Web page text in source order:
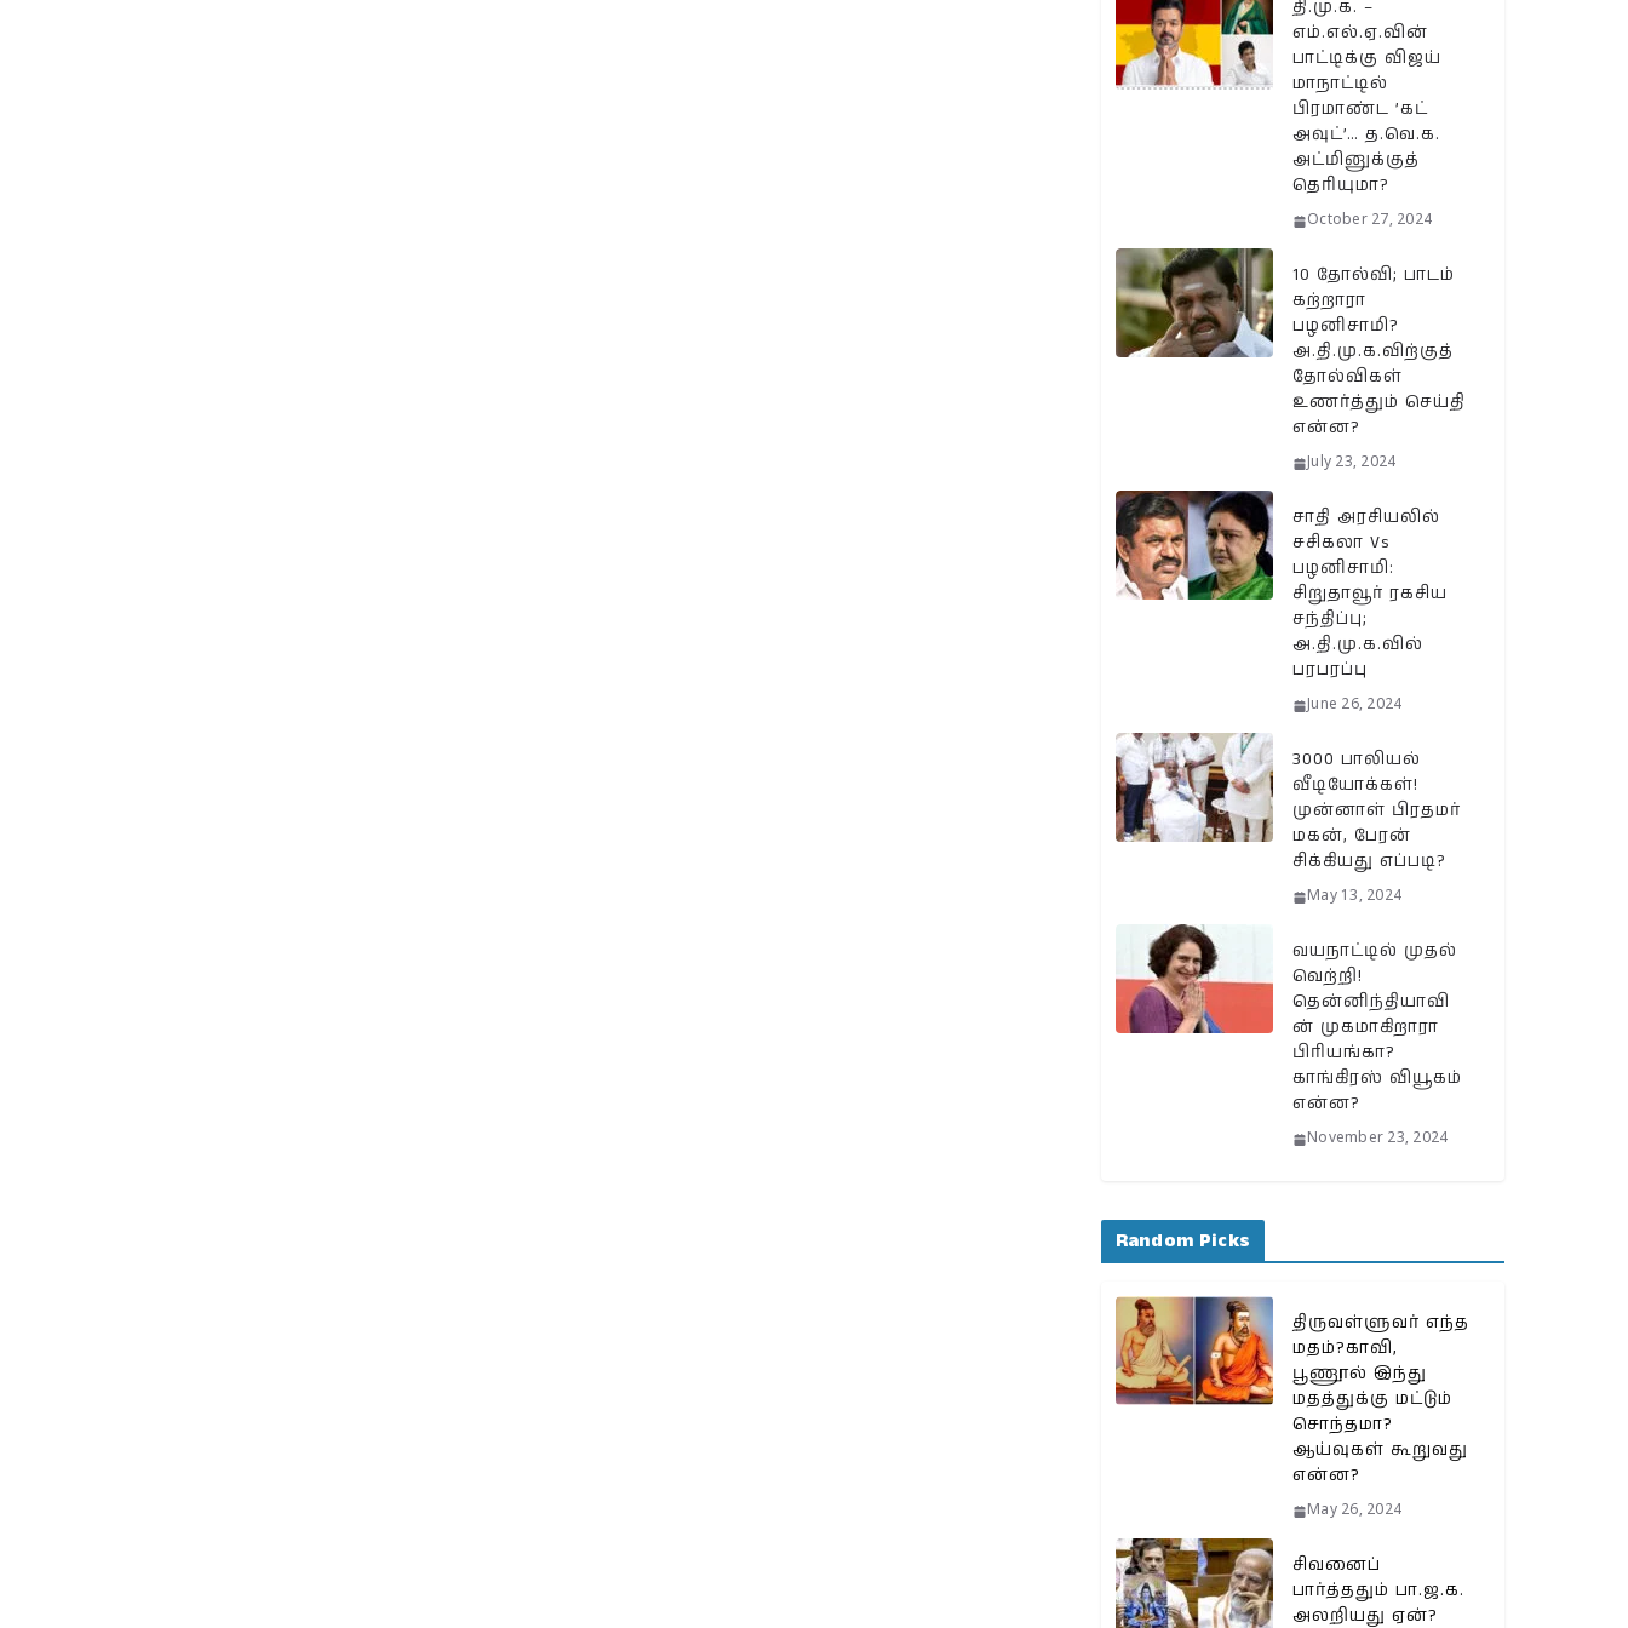
தி.மு.க. –
எம்.எல்.ஏ.வின்
பாட்டிக்கு விஜய்
மாநாட்டில்
பிரமாண்ட ’கட்
அவுட்’… த.வெ.க.
அட்மினுக்குத்
தெரியுமா?
October 27, 2024
10 தோல்வி; பாடம்
கற்றாரா
பழனிசாமி?
அ.தி.மு.க.விற்குத்
தோல்விகள்
உணர்த்தும் செய்தி
என்ன?
July 23, 2024
சாதி அரசியலில்
சசிகலா Vs
பழனிசாமி:
சிறுதாவூர் ரகசிய
சந்திப்பு;
அ.தி.மு.க.வில்
பரபரப்பு
June 26, 2024
3000 பாலியல்
வீடியோக்கள்!
முன்னாள் பிரதமர்
மகன், பேரன்
சிக்கியது எப்படி?
May 13, 2024
வயநாட்டில் முதல்
வெற்றி!
தென்னிந்தியாவி
ன் முகமாகிறாரா
பிரியங்கா?
காங்கிரஸ் வியூகம்
என்ன?
November 23, 2024
Random Picks
திருவள்ளுவர் எந்த
மதம்?காவி,
பூணூல் இந்து
மதத்துக்கு மட்டும்
சொந்தமா?
ஆய்வுகள் கூறுவது
என்ன?
May 26, 2024
சிவனைப்
பார்த்ததும் பா.ஜ.க.
அலறியது ஏன்?